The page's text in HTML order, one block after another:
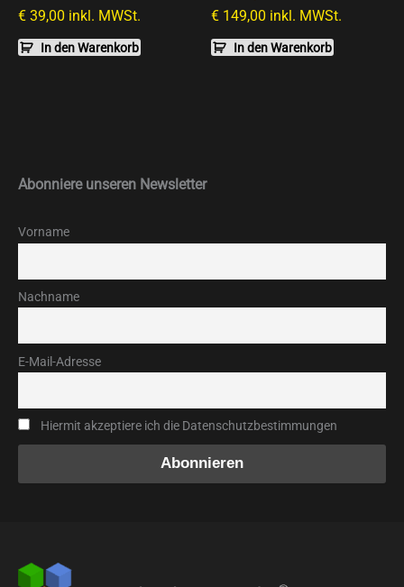
€ 39,00 inkl. MWSt.
In den Warenkorb
€ 149,00 inkl. MWSt.
In den Warenkorb
Abonniere unseren Newsletter
Vorname
Nachname
E-Mail-Adresse
Hiermit akzeptiere ich die Datenschutzbestimmungen